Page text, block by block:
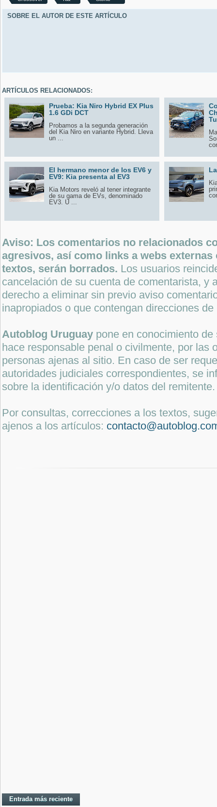
SOBRE EL AUTOR DE ESTE ARTÍCULO
ARTÍCULOS RELACIONADOS:
Prueba: Kia Niro Hybrid EX Plus
1.6 GDi DCT
Probamos a la segunda generación
del Kia Niro en variante Hybrid. Lleva
un ...
El hermano menor de los EV6 y
EV9: Kia presenta al EV3
Kia Motors reveló al tener integrante
de su gama de EVs, denominado
EV3. U ...
Aviso: Los comentarios no relacionados
agresivos, así como links a webs
textos, serán borrados. Los usuarios
cancelación de su cuenta de comentarista, y
derecho a eliminar sin previo aviso
inapropiados o que contengan direcciones
Autoblog Uruguay pone en conocimiento
hace responsable penal o civilmente, por las
personas ajenas al sitio. En caso de ser
autoridades judiciales correspondientes, se
sobre la identificación y/o datos del remitente.
Por consultas, correcciones a los textos,
ajenos a los artículos:
Entrada más reciente